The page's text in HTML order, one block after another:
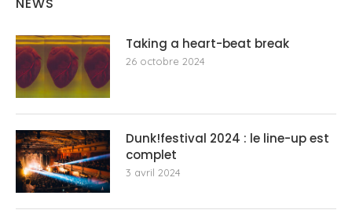
NEWS
Taking a heart-beat break
26 octobre 2024
Dunk!festival 2024 : le line-up est
complet
3 avril 2024